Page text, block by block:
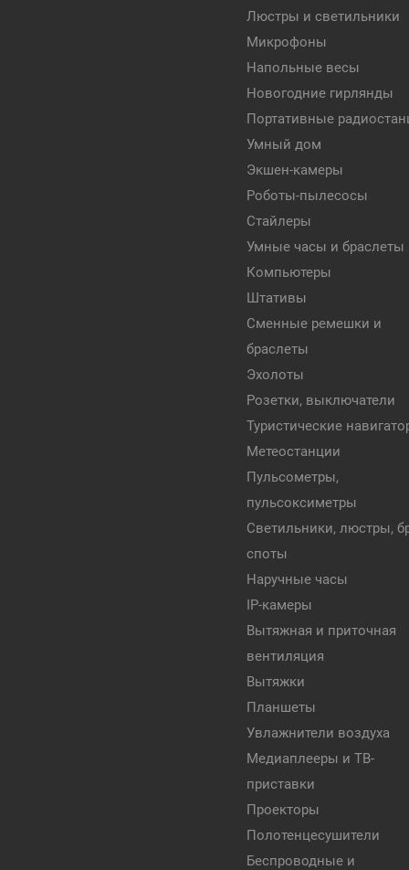
Люстры и светильники
Микрофоны
Напольные весы
Новогодние гирлянды
Портативные
Умный дом
Экшен-камеры
Роботы-пылесосы
Стайлеры
Умные часы и браслеты
Компьютеры
Штативы
Сменные ремешки и
браслеты
Эхолоты
Розетки, выключатели
Туристические
Метеостанции
Пульсометры,
пульсоксиметры
Светильники, люстры,
споты
Наручные часы
IP-камеры
Вытяжная и приточная
вентиляция
Вытяжки
Планшеты
Увлажнители воздуха
Медиаплееры и ТВ-
приставки
Проекторы
Полотенцесушители
Беспроводные и